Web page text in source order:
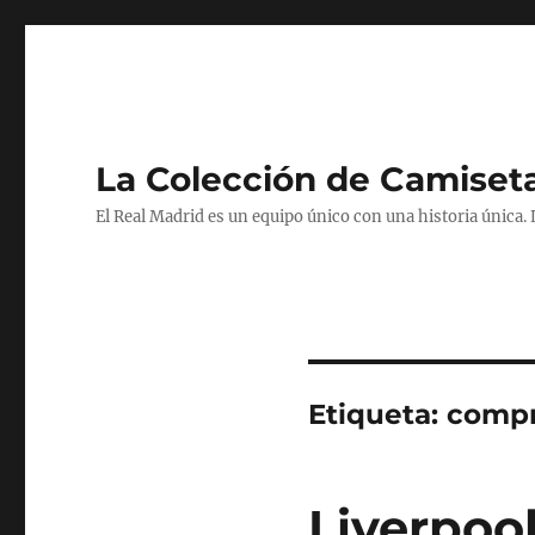
La Colección de
El Real Madrid es un equipo único con una historia
Etiqueta: